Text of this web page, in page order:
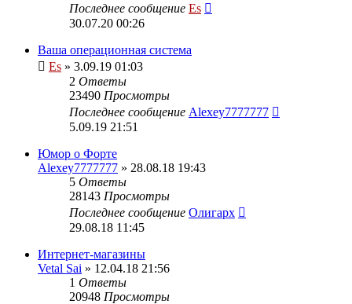
Последнее сообщение Es
30.07.20 00:26
Ваша операционная система
Es » 3.09.19 01:03
2 Ответы
23490 Просмотры
Последнее сообщение Alexey7777777
5.09.19 21:51
Юмор о Форте
Alexey7777777 » 28.08.18 19:43
5 Ответы
28143 Просмотры
Последнее сообщение Олигарх
29.08.18 11:45
Интернет-магазины
Vetal Sai » 12.04.18 21:56
1 Ответы
20948 Просмотры